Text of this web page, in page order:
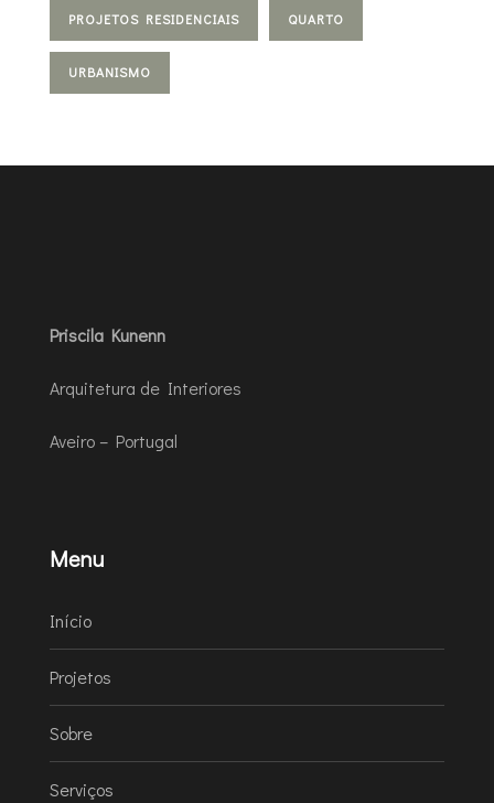
PROJETOS RESIDENCIAIS QUARTO
URBANISMO
Priscila Kunenn
Arquitetura de Interiores
Aveiro – Portugal
Menu
Início
Projetos
Sobre
Serviços